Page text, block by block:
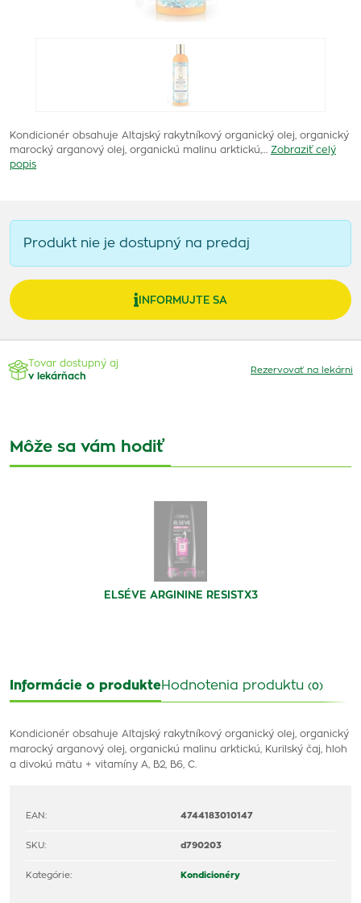
Kondicionér obsahuje Altajský rakytníkový organický olej, organický
marocký arganový olej, organickú malinu arktickú,…
Zobraziť celý
popis
Produkt nie je dostupný na predaj
INFORMUJTE SA
Tovar dostupný aj
v lekárňach
Rezervovať na lekárni
Môže sa vám hodiť
ELSÉVE ARGININE RESISTX3
Informácie o produkteHodnotenia produktu (0)
Kondicionér obsahuje Altajský rakytníkový organický olej, organický
marocký arganový olej, organickú malinu arktickú, Kurilský čaj, hloh
a divokú mätu + vitamíny A, B2, B6, C.
EAN: 4744183010147
SKU: d790203
Kategórie: Kondicionéry